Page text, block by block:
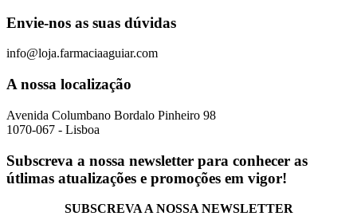
Envie-nos as suas dúvidas
info@loja.farmaciaaguiar.com
A nossa localização
Avenida Columbano Bordalo Pinheiro 98
1070-067 - Lisboa
Subscreva a nossa newsletter para conhecer as
útlimas atualizações e promoções em vigor!
SUBSCREVA A NOSSA NEWSLETTER